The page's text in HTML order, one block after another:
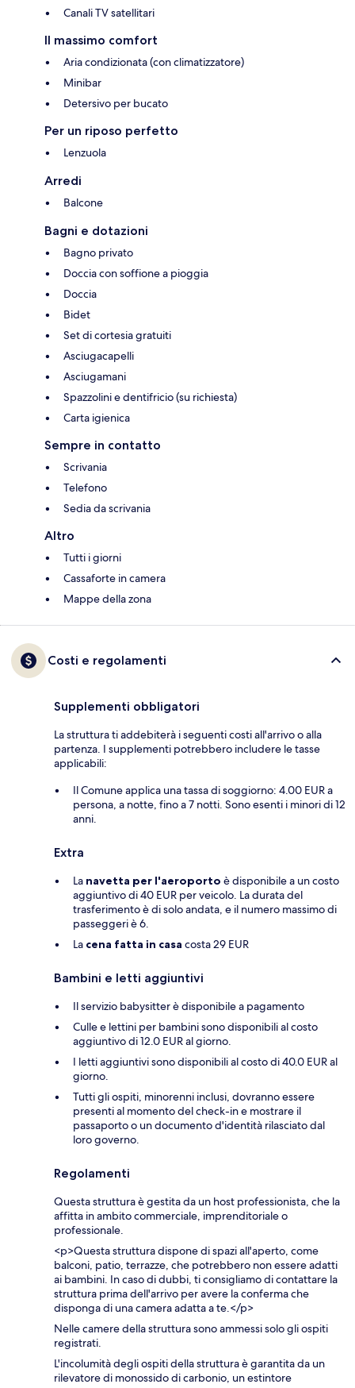
Canali TV satellitari
Il massimo comfort
Aria condizionata (con climatizzatore)
Minibar
Detersivo per bucato
Per un riposo perfetto
Lenzuola
Arredi
Balcone
Bagni e dotazioni
Bagno privato
Doccia con soffione a pioggia
Doccia
Bidet
Set di cortesia gratuiti
Asciugacapelli
Asciugamani
Spazzolini e dentifricio (su richiesta)
Carta igienica
Sempre in contatto
Scrivania
Telefono
Sedia da scrivania
Altro
Tutti i giorni
Cassaforte in camera
Mappe della zona
Costi e regolamenti
Supplementi obbligatori
La struttura ti addebiterà i seguenti costi all'arrivo o alla
partenza. I supplementi potrebbero includere le tasse
applicabili:
Il Comune applica una tassa di soggiorno: 4.00 EUR a
persona, a notte, fino a 7 notti. Sono esenti i minori di 12
anni.
Extra
La navetta per l'aeroporto è disponibile a un costo
aggiuntivo di 40 EUR per veicolo. La durata del
trasferimento è di solo andata, e il numero massimo di
passeggeri è 6.
La cena fatta in casa costa 29 EUR
Bambini e letti aggiuntivi
Il servizio babysitter è disponibile a pagamento
Culle e lettini per bambini sono disponibili al costo
aggiuntivo di 12.0 EUR al giorno.
I letti aggiuntivi sono disponibili al costo di 40.0 EUR al
giorno.
Tutti gli ospiti, minorenni inclusi, dovranno essere
presenti al momento del check-in e mostrare il
passaporto o un documento d'identità rilasciato dal
loro governo.
Regolamenti
Questa struttura è gestita da un host professionista, che la
affitta in ambito commerciale, imprenditoriale o
professionale.
<p>Questa struttura dispone di spazi all'aperto, come
balconi, patio, terrazze, che potrebbero non essere adatti
ai bambini. In caso di dubbi, ti consigliamo di contattare la
struttura prima dell'arrivo per avere la conferma che
disponga di una camera adatta a te.</p>
Nelle camere della struttura sono ammessi solo gli ospiti
registrati.
L'incolumità degli ospiti della struttura è garantita da un
rilevatore di monossido di carbonio, un estintore